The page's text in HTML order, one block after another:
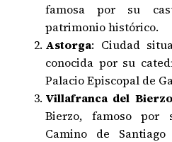
famosa por su
patrimonio histórico.
Astorga: Ciudad
conocida por su
Palacio Episcopal de
Villafranca del Bierzo
Bierzo, famoso
Camino de